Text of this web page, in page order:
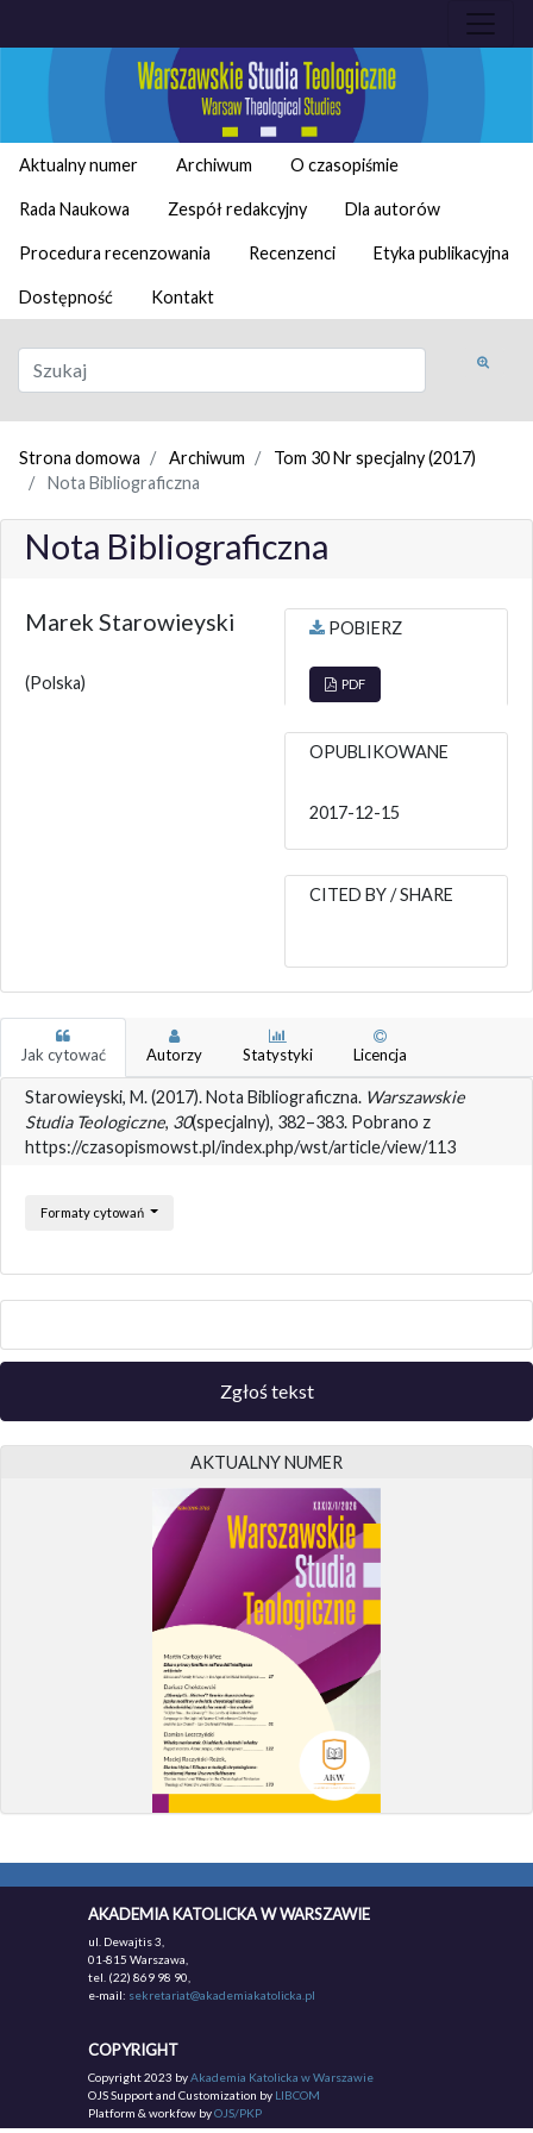
Aktualny numer Archiwum O czasopiśmie
Rada Naukowa Zespół redakcyjny Dla autorów
Procedura recenzowania Recenzenci Etyka publikacyjna
Dostępność Kontakt
Strona domowa Archiwum
Tom 30 Nr specjalny (2017)
Nota Bibliograficzna
Nota Bibliograficzna
Marek Starowieyski
(Polska)
POBIERZ
PDF
OPUBLIKOWANE
2017-12-15
CITED BY / SHARE
Jak cytować Autorzy Statystyki Licencja
Starowieyski, M. (2017). Nota Bibliograficzna. Warszawskie
Studia Teologiczne, 30(specjalny), 382–383. Pobrano z
https://czasopismowst.pl/index.php/wst/article/view/113
Formaty cytowań
Zgłoś tekst
AKTUALNY NUMER
AKADEMIA KATOLICKA W WARSZAWIE
ul. Dewajtis 3,
01-815 Warszawa,
tel. (22) 869 98 90,
e-mail: sekretariat@akademiakatolicka.pl
COPYRIGHT
Copyright 2023 byAkademia Katolicka w Warszawie
OJS Support and Customization by LIBCOM
Platform & workfow byOJS/PKP